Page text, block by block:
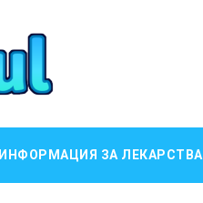
ИНФОРМАЦИЯ ЗА ЛЕКАРСТВА